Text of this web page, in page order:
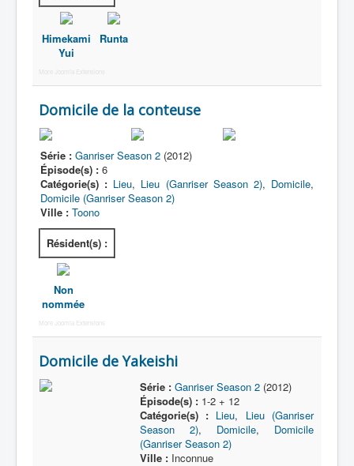
Tetsujin Ganriser Season 2 (鉄神
ガンライザー シーズン 2) = Dieu de
fer Ganriser Saison 2
Personnages
Objets
Lieux
Épisodes
Chronologie
Références
Tous
Récurrent
Boutique
Domicile
École
Himekami
Yui
Runta
More Joomla Extensions
Domicile de la conteuse
Série : Ganriser Season 2 (2012)
Épisode(s) : 6
Catégorie(s) : Lieu, Lieu (Ganriser Season 2), Domicile,
Domicile (Ganriser Season 2)
Ville : Toono
Résident(s) :
Non
nommée
More Joomla Extensions
Domicile de Yakeishi
Série : Ganriser Season 2(2012)
Épisode(s) :1-2 + 12
Catégorie(s) : Lieu, Lieu (Ganriser
Season 2), Domicile, Domicile
(Ganriser Season 2)
Ville :Inconnue